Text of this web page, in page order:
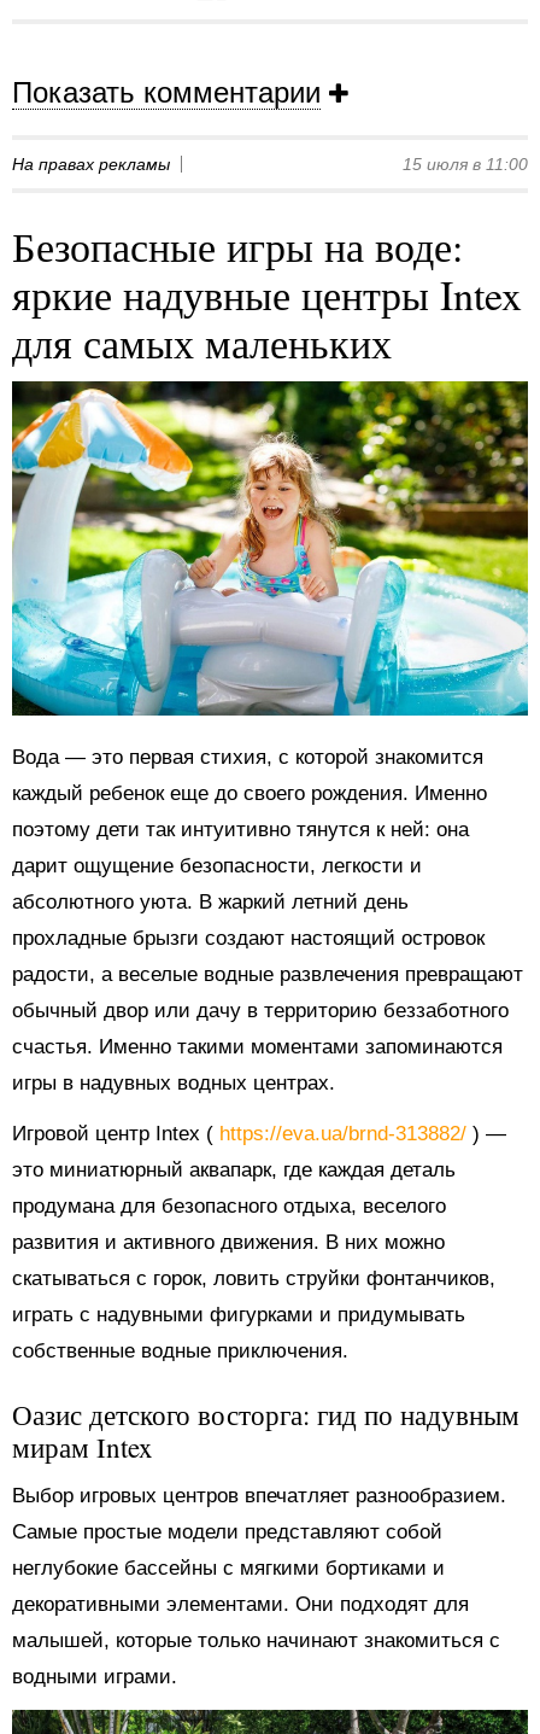
Показать комментарии
На правах рекламы 15 июля в 11:00
Безопасные игры на воде:
яркие надувные центры Intex
для самых маленьких
Вода — это первая стихия, с которой знакомится
каждый ребенок еще до своего рождения. Именно
поэтому дети так интуитивно тянутся к ней: она
дарит ощущение безопасности, легкости и
абсолютного уюта. В жаркий летний день
прохладные брызги создают настоящий островок
радости, а веселые водные развлечения превращают
обычный двор или дачу в территорию беззаботного
счастья. Именно такими моментами запоминаются
игры в надувных водных центрах.
Игровой центр Intex ( https://eva.ua/brnd-313882/ ) —
это миниатюрный аквапарк, где каждая деталь
продумана для безопасного отдыха, веселого
развития и активного движения. В них можно
скатываться с горок, ловить струйки фонтанчиков,
играть с надувными фигурками и придумывать
собственные водные приключения.
Оазис детского восторга: гид по надувным
мирам Intex
Выбор игровых центров впечатляет разнообразием.
Самые простые модели представляют собой
неглубокие бассейны с мягкими бортиками и
декоративными элементами. Они подходят для
малышей, которые только начинают знакомиться с
водными играми.